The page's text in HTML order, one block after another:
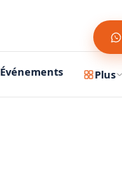
Événements Plus